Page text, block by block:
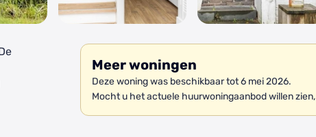
Meer woningen
Deze woning was beschikbaar tot 6 mei 2026.
Mocht u het actuele huurwoningaanbod willen zien,